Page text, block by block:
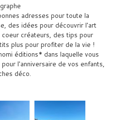
adresses pour toute la
des idées pour découvrir l'art
créateurs, des tips pour
plus pour profiter de la vie !
éditions* dans laquelle vous
l'anniversaire de vos enfants,
déco.